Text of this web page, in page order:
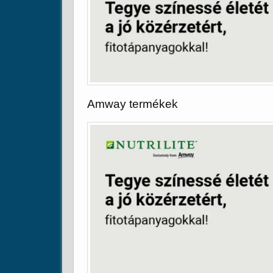
Amway termékek